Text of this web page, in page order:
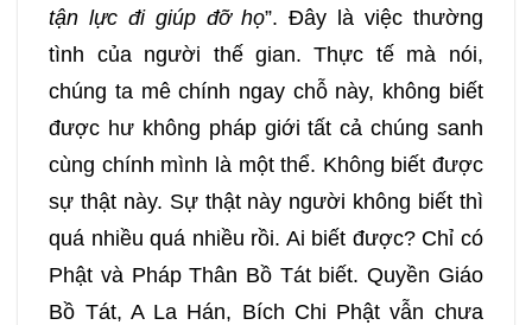
tận lực đi giúp đỡ họ”. Đây là việc thường
tình của người thế gian. Thực tế mà nói,
chúng ta mê chính ngay chỗ này, không biết
được hư không pháp giới tất cả chúng sanh
cùng chính mình là một thể. Không biết được
sự thật này. Sự thật này người không biết thì
quá nhiều quá nhiều rồi. Ai biết được? Chỉ có
Phật và Pháp Thân Bồ Tát biết. Quyền Giáo
Bồ Tát, A La Hán, Bích Chi Phật vẫn chưa